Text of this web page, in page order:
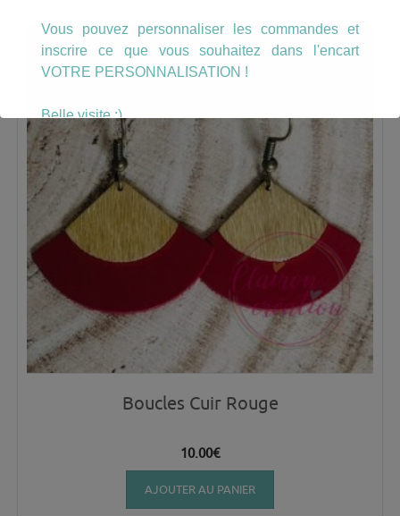
Boucles Cuir Rouge
10.00€
AJOUTER AU PANIER
Vous pouvez personnaliser les commandes et
inscrire ce que vous souhaitez dans l'encart
VOTRE PERSONNALISATION !
Belle visite :)